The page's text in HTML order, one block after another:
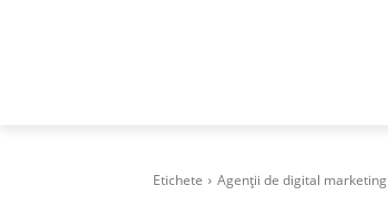
Etichete Agenții de digital marketing